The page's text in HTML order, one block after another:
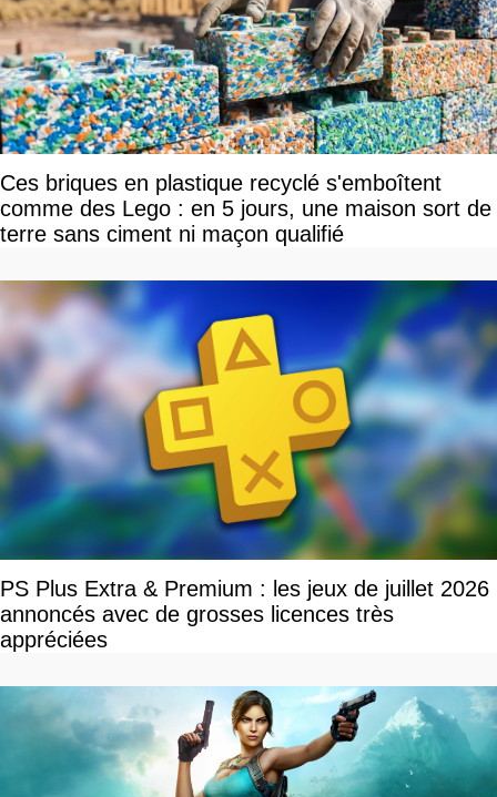
Ces briques en plastique recyclé s'emboîtent
comme des Lego : en 5 jours, une maison sort de
terre sans ciment ni maçon qualifié
PS Plus Extra & Premium : les jeux de juillet 2026
annoncés avec de grosses licences très
appréciées